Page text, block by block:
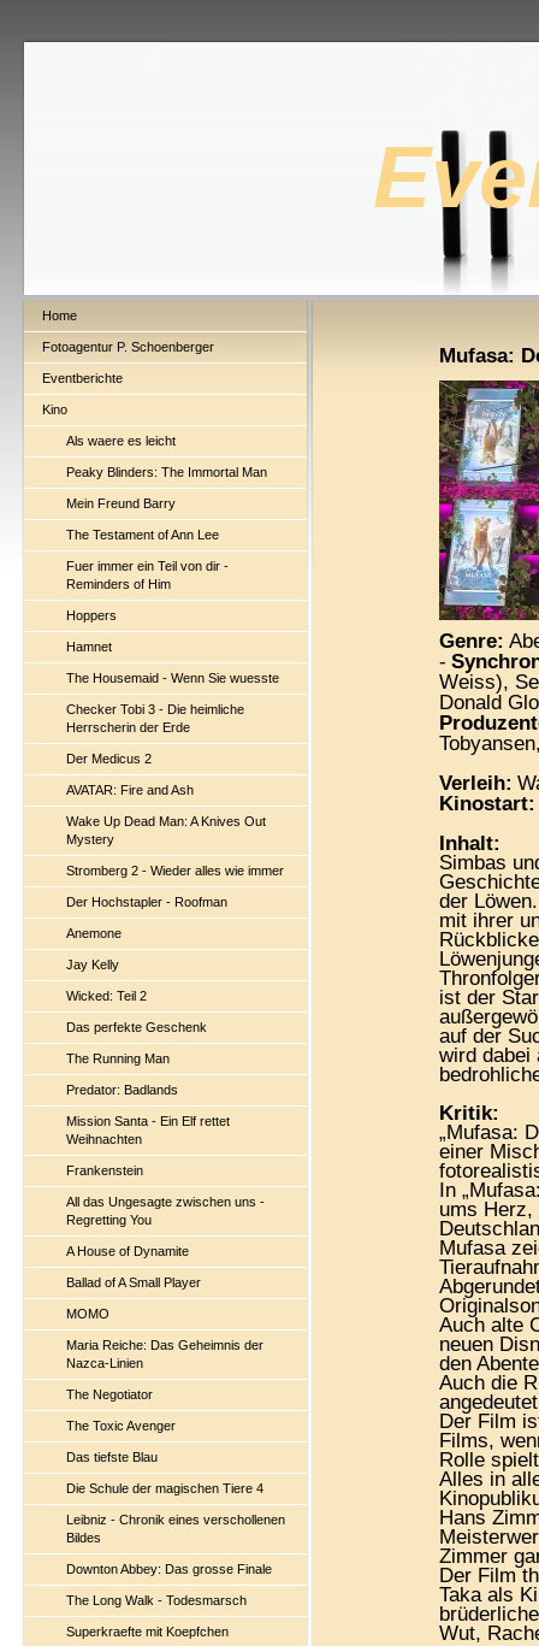
Home
Fotoagentur P. Schoenberger
Eventberichte
Kino
Als waere es leicht
Peaky Blinders: The Immortal Man
Mein Freund Barry
The Testament of Ann Lee
Fuer immer ein Teil von dir -
Reminders of Him
Hoppers
Hamnet
The Housemaid - Wenn Sie wuesste
Checker Tobi 3 - Die heimliche
Herrscherin der Erde
Der Medicus 2
AVATAR: Fire and Ash
Wake Up Dead Man: A Knives Out
Mystery
Stromberg 2 - Wieder alles wie immer
Der Hochstapler - Roofman
Anemone
Jay Kelly
Wicked: Teil 2
Das perfekte Geschenk
The Running Man
Predator: Badlands
Mission Santa - Ein Elf rettet
Weihnachten
Frankenstein
All das Ungesagte zwischen uns -
Regretting You
A House of Dynamite
Ballad of A Small Player
MOMO
Maria Reiche: Das Geheimnis der
Nazca-Linien
The Negotiator
The Toxic Avenger
Das tiefste Blau
Die Schule der magischen Tiere 4
Leibniz - Chronik eines verschollenen
Bildes
Downton Abbey: Das grosse Finale
The Long Walk - Todesmarsch
Superkraefte mit Koepfchen
Mufasa:
Genre:
-
Weiss),
Donald
Verleih:
Kinostart:
Inhalt:
Simbas
der
mit ihrer
ist der
auf der
wird dabei
Kritik:
„Mufasa:
einer
In
ums Herz,
Mufasa
Auch alte
neuen
den
Auch die
Der Film
Films,
Rolle
Alles in
Hans
Zimmer
Der Film
Taka als
Wut,